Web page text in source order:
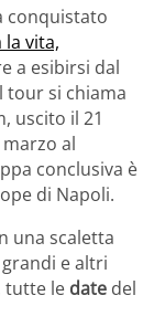
conquistato
la vita,
a esibirsi dal
tour si chiama
uscito il 21
al
conclusiva è
di Napoli.
una scaletta
e altri
tutte le date del